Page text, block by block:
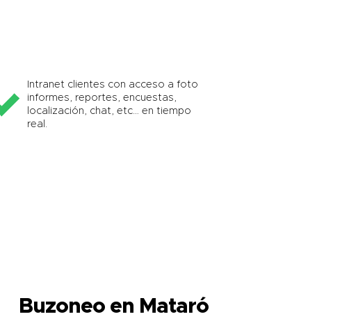
Intranet clientes con acceso a foto
informes, reportes, encuestas,
localización, chat, etc… en tiempo
real.
Buzoneo en Mataró